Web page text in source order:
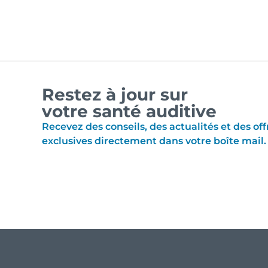
Restez à jour sur
votre santé auditive
Recevez des conseils, des actualités et des
exclusives directement dans votre boîte mail.